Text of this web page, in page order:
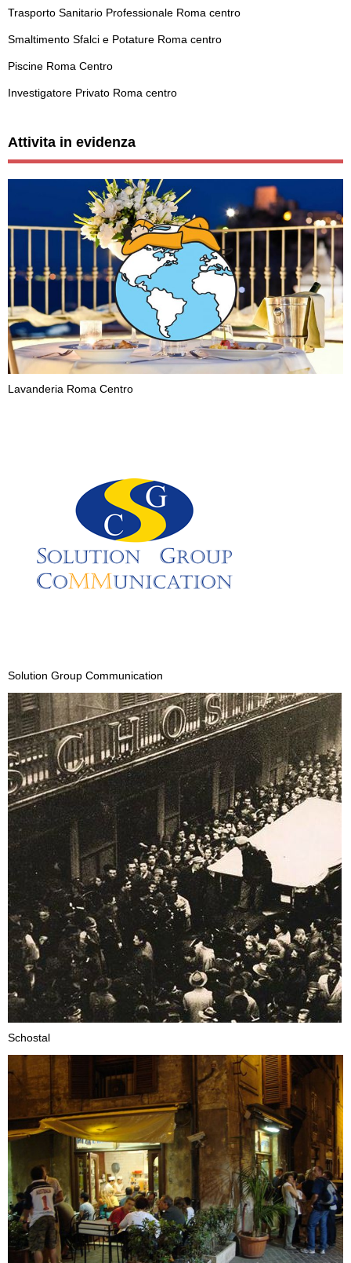
Trasporto Sanitario Professionale Roma centro
Smaltimento Sfalci e Potature Roma centro
Piscine Roma Centro
Investigatore Privato Roma centro
Attivita in evidenza
Lavanderia Roma Centro
Solution Group Communication
Schostal